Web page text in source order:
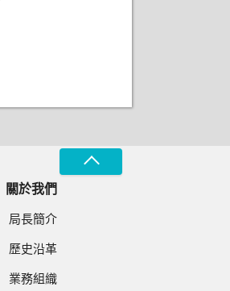
關於我們
局長簡介
歷史沿革
業務組織